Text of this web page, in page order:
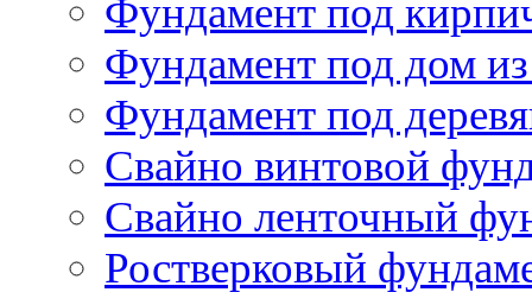
Пристройка к дому
Пристройка к дому 6х4
- Размер основания